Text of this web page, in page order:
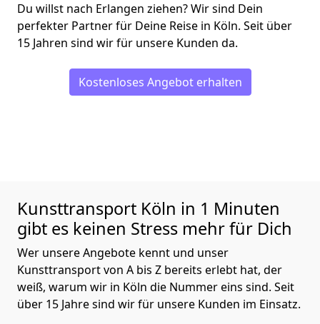
Du willst nach Erlangen ziehen? Wir sind Dein
perfekter Partner für Deine Reise in Köln. Seit über
15 Jahren sind wir für unsere Kunden da.
Kostenloses Angebot erhalten
Kunsttransport Köln in 1 Minuten
gibt es keinen Stress mehr für Dich
Wer unsere Angebote kennt und unser
Kunsttransport von A bis Z bereits erlebt hat, der
weiß, warum wir in Köln die Nummer eins sind. Seit
über 15 Jahre sind wir für unsere Kunden im Einsatz.